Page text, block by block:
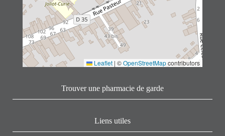
Leaflet | ©OpenStreetMapcontributors
Trouver une pharmacie de garde
Liens utiles